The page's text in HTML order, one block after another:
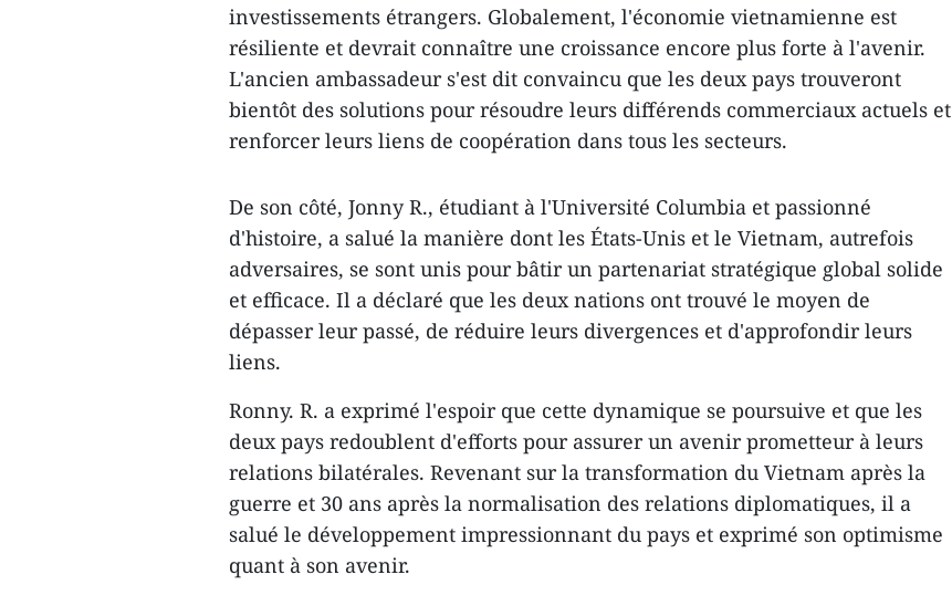
investissements étrangers. Globalement, l'économie vietnamienne est
résiliente et devrait connaître une croissance encore plus forte à l'avenir.
L'ancien ambassadeur s'est dit convaincu que les deux pays trouveront
bientôt des solutions pour résoudre leurs différends commerciaux actuels et
renforcer leurs liens de coopération dans tous les secteurs.
De son côté, Jonny R., étudiant à l'Université Columbia et passionné
d'histoire, a salué la manière dont les États-Unis et le Vietnam, autrefois
adversaires, se sont unis pour bâtir un partenariat stratégique global solide
et efficace. Il a déclaré que les deux nations ont trouvé le moyen de
dépasser leur passé, de réduire leurs divergences et d'approfondir leurs
liens.
Ronny. R. a exprimé l'espoir que cette dynamique se poursuive et que les
deux pays redoublent d'efforts pour assurer un avenir prometteur à leurs
relations bilatérales. Revenant sur la transformation du Vietnam après la
guerre et 30 ans après la normalisation des relations diplomatiques, il a
salué le développement impressionnant du pays et exprimé son optimisme
quant à son avenir.